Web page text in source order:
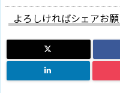
よろしければシェアお